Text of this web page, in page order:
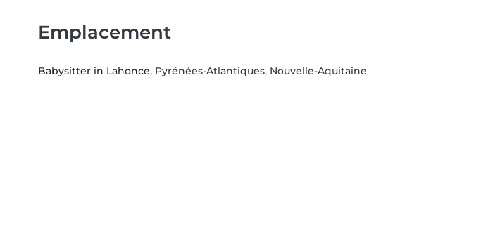
Emplacement
Babysitter in Lahonce, Pyrénées-Atlantiques, Nouvelle-Aquitaine